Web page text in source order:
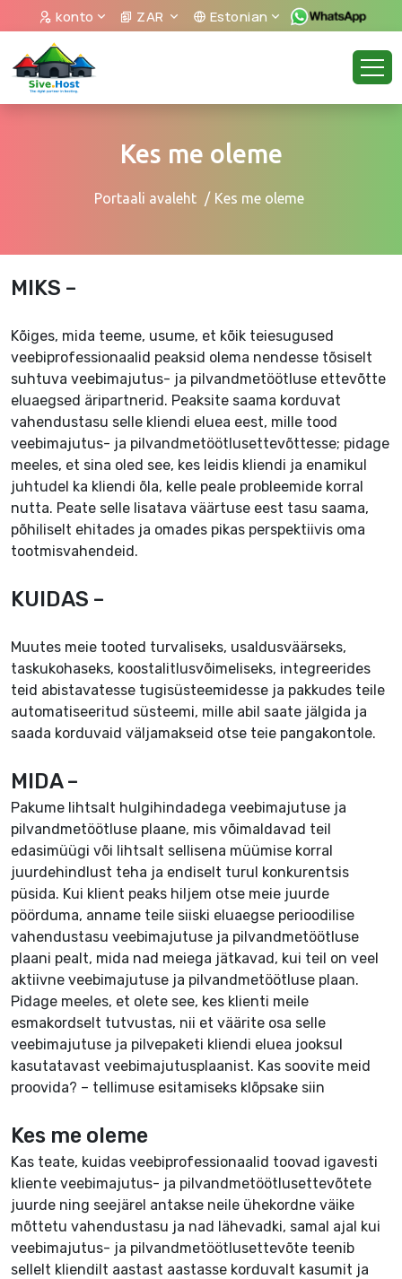
konto ZAR Estonian
Kes me oleme
Portaali avaleht Kes me oleme
MIKS –
Kõiges, mida teeme, usume, et kõik teiesugused
veebiprofessionaalid peaksid olema nendesse tõsiselt
suhtuva veebimajutus- ja pilvandmetöötluse ettevõtte
eluaegsed äripartnerid. Peaksite saama korduvat
vahendustasu selle kliendi eluea eest, mille tood
veebimajutus- ja pilvandmetöötlusettevõttesse; pidage
meeles, et sina oled see, kes leidis kliendi ja enamikul
juhtudel ka kliendi õla, kelle peale probleemide korral
nutta. Peate selle lisatava väärtuse eest tasu saama,
põhiliselt ehitades ja omades pikas perspektiivis oma
tootmisvahendeid.
KUIDAS –
Muutes meie tooted turvaliseks, usaldusväärseks,
taskukohaseks, koostalitlusvõimeliseks, integreerides
teid abistavatesse tugisüsteemidesse ja pakkudes teile
automatiseeritud süsteemi, mille abil saate jälgida ja
saada korduvaid väljamakseid otse teie pangakontole.
MIDA –
Pakume lihtsalt hulgihindadega veebimajutuse ja
pilvandmetöötluse plaane, mis võimaldavad teil
edasimüügi või lihtsalt sellisena müümise korral
juurdehindlust teha ja endiselt turul konkurentsis
püsida. Kui klient peaks hiljem otse meie juurde
pöörduma, anname teile siiski eluaegse perioodilise
vahendustasu veebimajutuse ja pilvandmetöötluse
plaani pealt, mida nad meiega jätkavad, kui teil on veel
aktiivne veebimajutuse ja pilvandmetöötluse plaan.
Pidage meeles, et olete see, kes klienti meile
esmakordselt tutvustas, nii et väärite osa selle
veebimajutuse ja pilvepaketi kliendi eluea jooksul
kasutatavast veebimajutusplaanist. Kas soovite meid
proovida? – tellimuse esitamiseks klõpsake siin
Kes me oleme
Kas teate, kuidas veebiprofessionaalid toovad igavesti
kliente veebimajutus- ja pilvandmetöötlusettevõtete
juurde ning seejärel antakse neile ühekordne väike
mõttetu vahendustasu ja nad lähevadki, samal ajal kui
veebimajutus- ja pilvandmetöötlusettevõte teenib
sellelt kliendilt aastast aastasse korduvalt kasumit ja